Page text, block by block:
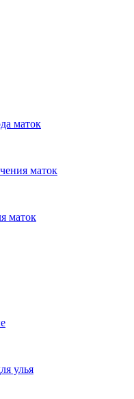
маток
маток
маток
улья